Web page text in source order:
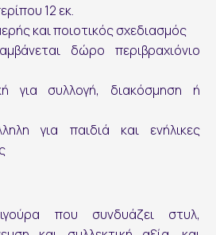
12 εκ.
και ποιοτικός σχεδιασμός
δώρο περιβραχιόνιο
για συλλογή, διακόσμηση ή
για παιδιά και ενήλικες
που συνδυάζει στυλ,